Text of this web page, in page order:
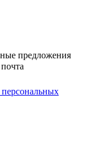
предложения
персональных